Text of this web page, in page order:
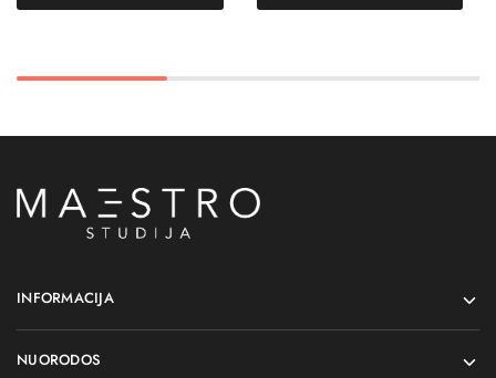
INFORMACIJA
NUORODOS